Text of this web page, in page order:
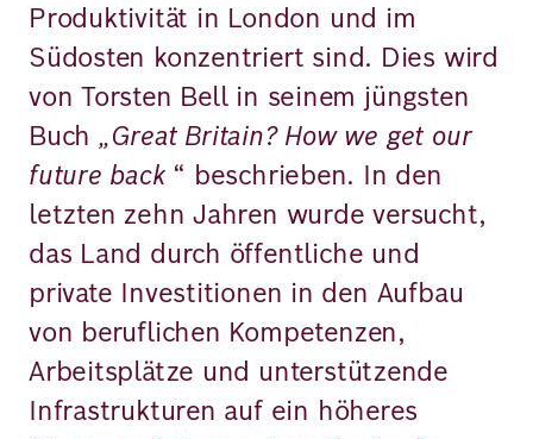
Produktivität in London und im
Südosten konzentriert sind. Dies wird
von Torsten Bell in seinem jüngsten
Buch „Great Britain? How we get our
future back “ beschrieben. In den
letzten zehn Jahren wurde versucht,
das Land durch öffentliche und
private Investitionen in den Aufbau
von beruflichen Kompetenzen,
Arbeitsplätze und unterstützende
Infrastrukturen auf ein höheres